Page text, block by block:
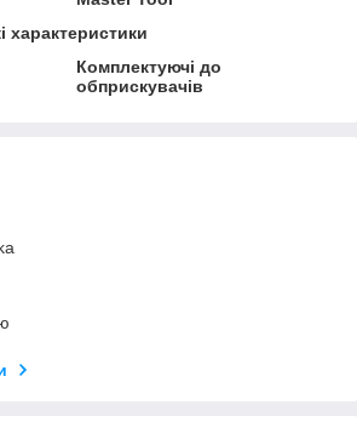
характеристики
Комплектуючі до
обприскувачів